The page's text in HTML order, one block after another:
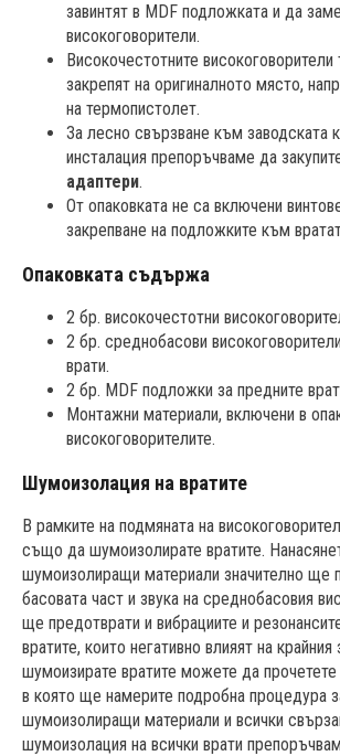
завинтят в MDF подложката и да
високоговорители.
Високочестотните
закрепят на оригиналното място,
на термопистолет.
За лесно свързване към заводската
инсталация препоръчваме да
адаптери.
От опаковката не са включени
закрепване на подложките към
Опаковката съдържа
2 бр. високочестотни
2 бр. среднобасови
врати.
2 бр. MDF подложки за предните
Монтажни материали, включени в
високоговорителите.
Шумоизолация на вратите
В рамките на подмяната на
също да шумоизолирате вратите.
шумоизолиращи материали значително ще
басовата част и звука на среднобасовия
ще предотврати и вибрациите и
вратите, които негативно влияят на крайния
шумоизирате вратите можете да
в която ще намерите подробна процедура
шумоизолиращи материали и всички
шумоизолация на всички врати